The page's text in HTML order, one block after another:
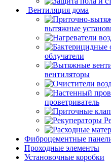
Вентиляция дома
вытяжные
облучатели
вентиляторы
проветриватель
Фиброцементные
Проходные элементы
Установочные коробки